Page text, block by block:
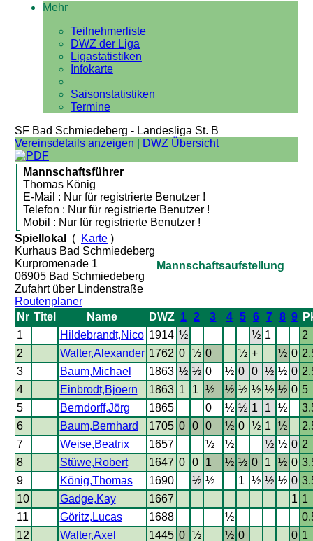
Mehr
Teilnehmerliste
DWZ der Liga
Ligastatistiken
Infokarte
Saisonstatistiken
Termine
SF Bad Schmiedeberg - Landesliga St. B
Vereinsdetails anzeigen
DWZ Übersicht
Mannschaftsführer
Thomas König
E-Mail : Nur für registrierte Benutzer !
Telefon : Nur für registrierte Benutzer !
Mobil : Nur für registrierte Benutzer !
Spiellokal
( Karte)
Kurhaus Bad Schmiedeberg
Kurpromenade 1
06905 Bad Schmiedeberg
Zufahrt über Lindenstraße
Routenplaner
Mannschaftsaufstellung
Nr Titel Name DWZ 1 2 3 4 5 6 7 8 9
1
Hildebrandt,Nico 1914 ½ ½ 1
2
2
Walter,Alexander 1762 0 ½ 0 ½ + ½ 0
3
Baum,Michael 1863 ½ ½ 0 ½ 0 0 ½ ½ 0
4
Einbrodt,Bjoern 1863 1 1 ½ ½ ½ ½ ½ ½ 0 5
5
Berndorff,Jörg 1865 0 ½ ½ 1 1 ½
6
Baum,Bernhard 1705 0 0 0 ½ 0 ½ 1 ½
7
Weise,Beatrix 1657 ½ ½ ½ ½ 0 2
8
Stüwe,Robert 1647 0 0 1 ½ ½ 0 1 ½ 0
9
König,Thomas 1690 ½ ½ 1 ½ ½ ½ 0
10
Gadge,Kay 1667 1 1
11
Göritz,Lucas 1688 ½
12
Walter,Axel 1445 0 ½ ½ 0 0 1